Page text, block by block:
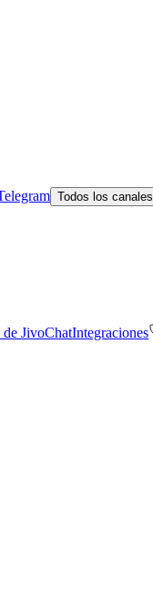
Todos los canales
de JivoChatIntegraciones